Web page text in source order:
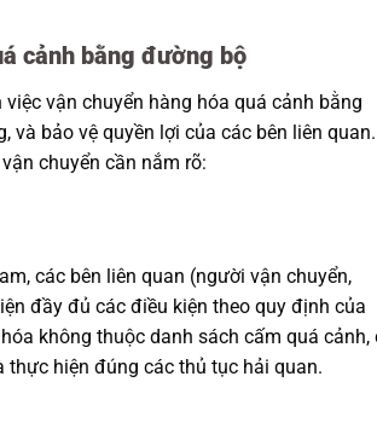
cảnh bằng đường bộ
vận chuyển hàng hóa quá cảnh bằng
bảo vệ quyền lợi của các bên liên quan.
chuyển cần nắm rõ:
các bên liên quan (người vận chuyển,
đầy đủ các điều kiện theo quy định của
không thuộc danh sách cấm quá cảnh,
hiện đúng các thủ tục hải quan.